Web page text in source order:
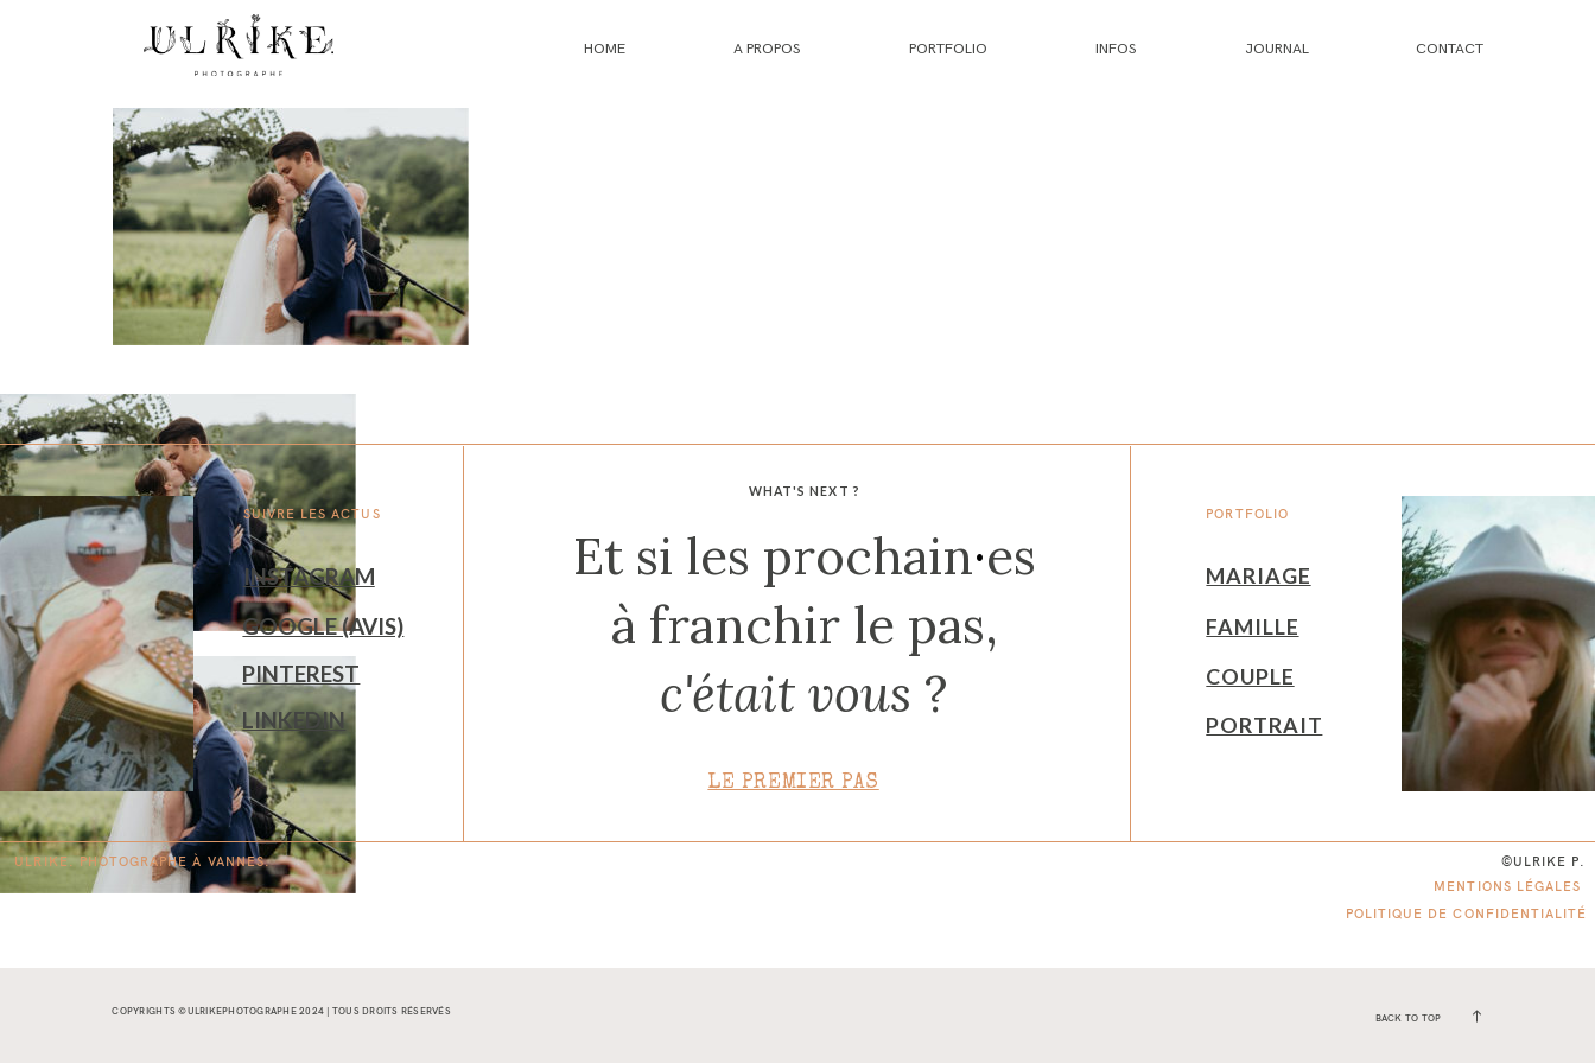
HOME A PROPOS PORTFOLIO INFOS JOURNAL CONTACT
WHAT'S NEXT ?
PORTFOLIO
SUIVRE LES ACTUS
Et si les prochain·es
à franchir le pas,
c'était vous ?
MARIAGE
INSTAGRAM
GOOGLE (AVIS)
FAMILLE
PINTEREST COUPLE
LINKEDIN PORTRAIT
LE PREMIER PAS
©ULRIKE P.
ULRIKE. PHOTOGRAPHE À VANNES.
MENTIONS LÉGALES
POLITIQUE DE CONFIDENTIALITÉ
COPYRIGHTS ©ULRIKEPHOTOGRAPHE 2024 | TOUS DROITS RÉSERVÉS
BACK TO TOP